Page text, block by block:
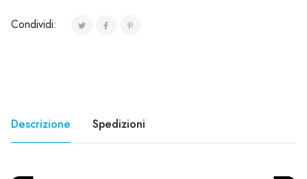
Condividi:
Descrizione Spedizioni